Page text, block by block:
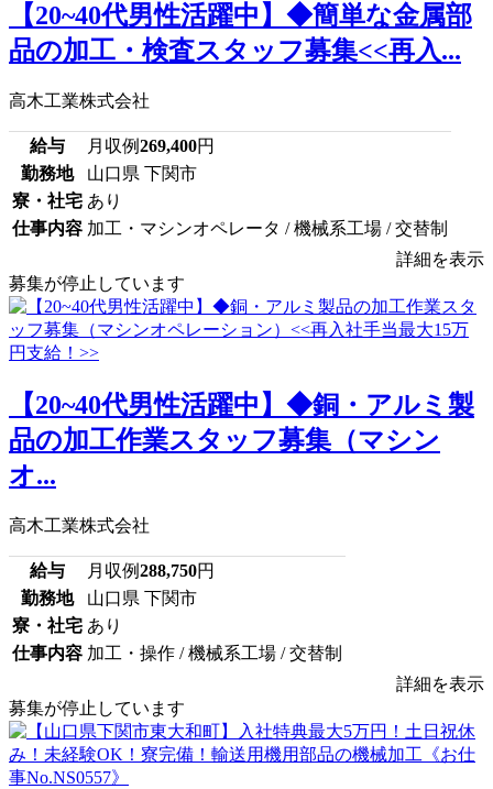
【20~40代男性活躍中】◆簡単な金属部
品の加工・検査スタッフ募集<<再入...
高木工業株式会社
給与 月収例269,400円
勤務地
山口県 下関市
寮・社宅 あり
仕事内容 加工・マシンオペレータ / 機械系工場 / 交替制
詳細を表示
募集が停止しています
【20~40代男性活躍中】◆銅・アルミ製
品の加工作業スタッフ募集（マシン
オ...
高木工業株式会社
給与 月収例288,750円
勤務地
山口県 下関市
寮・社宅 あり
仕事内容 加工・操作 / 機械系工場 / 交替制
詳細を表示
募集が停止しています